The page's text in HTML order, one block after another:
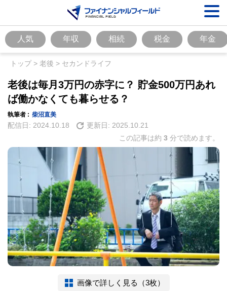
人気 年収 相続 税金 年金
トップ> 老後 > セカンドライフ
老後は毎月3万円の赤字に？ 貯金500万円あれ
ば働かなくても暮らせる？
執筆者 : 柴沼直美
配信日: 2024.10.18 更新日: 2025.10.21
この記事は約 3 分で読めます。
画像で詳しく見る（3枚）